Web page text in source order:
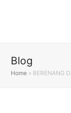
Blog
Home » BERENANG